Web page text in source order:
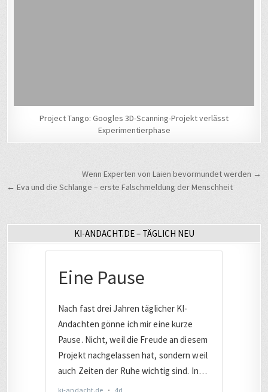
Project Tango: Googles 3D-Scanning-Projekt verlässt
Experimentierphase
BeitragsnavigationWenn Experten von Laien bevormundet werden →
← Eva und die Schlange – erste Falschmeldung der Menschheit
KI-ANDACHT.DE – TÄGLICH NEU